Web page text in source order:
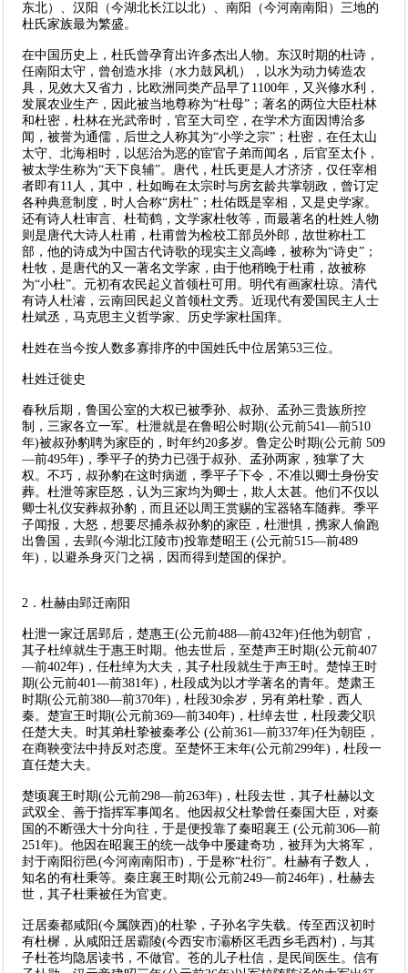
东北）、汉阳（今湖北长江以北）、南阳（今河南南阳）三地的
杜氏家族最为繁盛。
在中国历史上，杜氏曾孕育出许多杰出人物。东汉时期的杜诗，
任南阳太守，曾创造水排（水力鼓风机），以水为动力铸造农
具，见效大又省力，比欧洲同类产品早了1100年，又兴修水利，
发展农业生产，因此被当地尊称为“杜母”；著名的两位大臣杜林
和杜密，杜林在光武帝时，官至大司空，在学术方面因博洽多
闻，被誉为通儒，后世之人称其为“小学之宗”；杜密，在任太山
太守、北海相时，以惩治为恶的宦官子弟而闻名，后官至太仆，
被太学生称为“天下良辅”。唐代，杜氏更是人才济济，仅任宰相
者即有11人，其中，杜如晦在太宗时与房玄龄共掌朝政，曾订定
各种典意制度，时人合称“房杜”；杜佑既是宰相，又是史学家。
还有诗人杜审言、杜荀鹤，文学家杜牧等，而最著名的杜姓人物
则是唐代大诗人杜甫，杜甫曾为检校工部员外郎，故世称杜工
部，他的诗成为中国古代诗歌的现实主义高峰，被称为“诗史”；
杜牧，是唐代的又一著名文学家，由于他稍晚于杜甫，故被称
为“小杜”。元初有农民起义首领杜可用。明代有画家杜琼。清代
有诗人杜濬，云南回民起义首领杜文秀。近现代有爱国民主人士
杜斌丞，马克思主义哲学家、历史学家杜国痒。
杜姓在当今按人数多寡排序的中国姓氏中位居第53三位。
杜姓迁徙史
春秋后期，鲁国公室的大权已被季孙、叔孙、孟孙三贵族所控
制，三家各立一军。杜泄就是在鲁昭公时期(公元前541—前510
年)被叔孙豹聘为家臣的，时年约20多岁。鲁定公时期(公元前 509
—前495年)，季平子的势力已强于叔孙、孟孙两家，独掌了大
权。不巧，叔孙豹在这时病逝，季平子下令，不准以卿士身份安
葬。杜泄等家臣怒，认为三家均为卿士，欺人太甚。他们不仅以
卿士礼仪安葬叔孙豹，而且还以周王赏赐的宝器辂车随葬。季平
子闻报，大怒，想要尽捕杀叔孙豹的家臣，杜泄惧，携家人偷跑
出鲁国，去郢(今湖北江陵市)投靠楚昭王 (公元前515—前489
年)，以避杀身灭门之祸，因而得到楚国的保护。
2．杜赫由郢迁南阳
杜泄一家迁居郢后，楚惠王(公元前488—前432年)任他为朝官，
其子杜绰就生于惠王时期。他去世后，至楚声王时期(公元前407
—前402年)，任杜绰为大夫，其子杜段就生于声王时。楚悼王时
期(公元前401—前381年)，杜段成为以才学著名的青年。楚肃王
时期(公元前380—前370年)，杜段30余岁，另有弟杜挚，西人
秦。楚宣王时期(公元前369—前340年)，杜绰去世，杜段袭父职
任楚大夫。时其弟杜挚被秦孝公 (公前361—前337年)任为朝臣，
在商鞅变法中持反对态度。至楚怀王末年(公元前299年)，杜段一
直任楚大夫。
楚顷襄王时期(公元前298—前263年)，杜段去世，其子杜赫以文
武双全、善于指挥军事闻名。他因叔父杜挚曾任秦国大臣，对秦
国的不断强大十分向往，于是便投靠了秦昭襄王 (公元前306—前
251年)。他因在昭襄王的统一战争中屡建奇功，被拜为大将军，
封于南阳衍邑(今河南南阳市)，于是称“杜衍”。杜赫有子数人，
知名的有杜秉等。秦庄襄王时期(公元前249—前246年)，杜赫去
世，其子杜秉被任为官吏。
迁居秦都咸阳(今属陕西)的杜挚，子孙名字失载。传至西汉初时
有杜樨，从咸阳迁居霸陵(今西安市灞桥区毛西乡毛西村)，与其
子杜苍均隐居读书，不做官。苍的儿子杜信，是民间医生。信有